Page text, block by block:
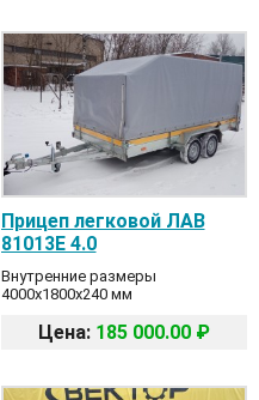
Прицеп легковой ЛАВ
81013E 4.0
Внутренние размеры
4000x1800x240 мм
Цена: 185 000.00 ₽